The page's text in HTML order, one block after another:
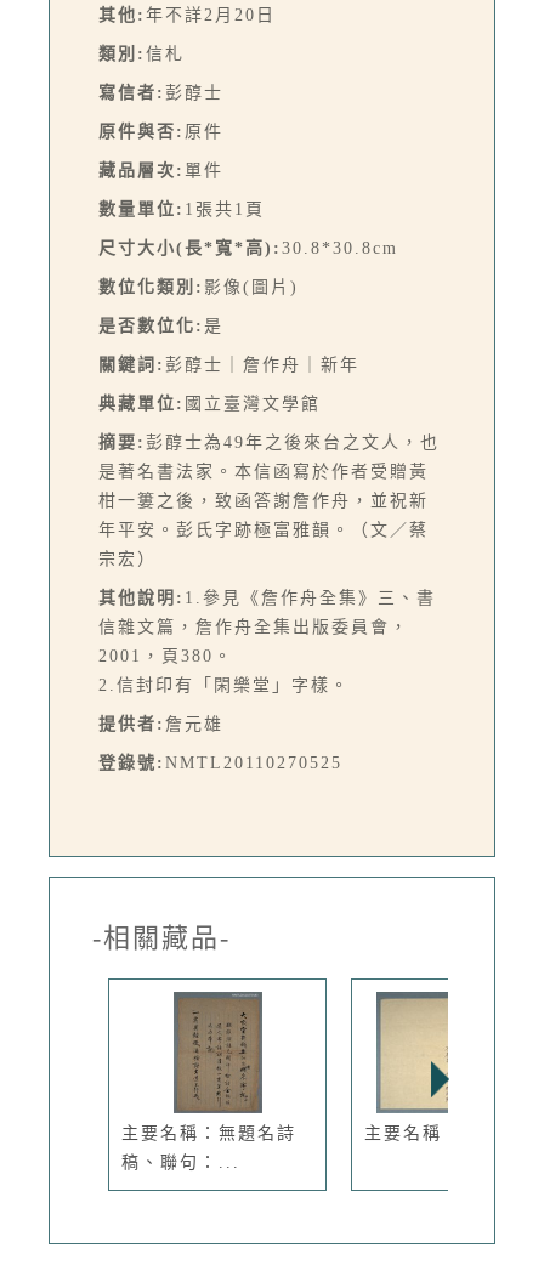
其他: 年不詳2月20日
類別: 信札
寫信者: 彭醇士
原件與否: 原件
藏品層次: 單件
數量單位: 1張共1頁
尺寸大小(長*寬*高): 30.8*30.8cm
數位化類別: 影像(圖片)
是否數位化: 是
關鍵詞: 彭醇士｜詹作舟｜新年
典藏單位: 國立臺灣文學館
摘要: 彭醇士為49年之後來台之文人，也
是著名書法家。本信函寫於作者受贈黃
柑一簍之後，致函答謝詹作舟，並祝新
年平安。彭氏字跡極富雅韻。（文／蔡
宗宏）
其他說明: 1.參見《詹作舟全集》三、書
信雜文篇，詹作舟全集出版委員會，
2001，頁380。
2.信封印有「閑樂堂」字樣。
提供者: 詹元雄
登錄號: NMTL20110270525
-相關藏品-
主要名稱：無題名詩
稿、聯句：...
主要名稱：告別哀章